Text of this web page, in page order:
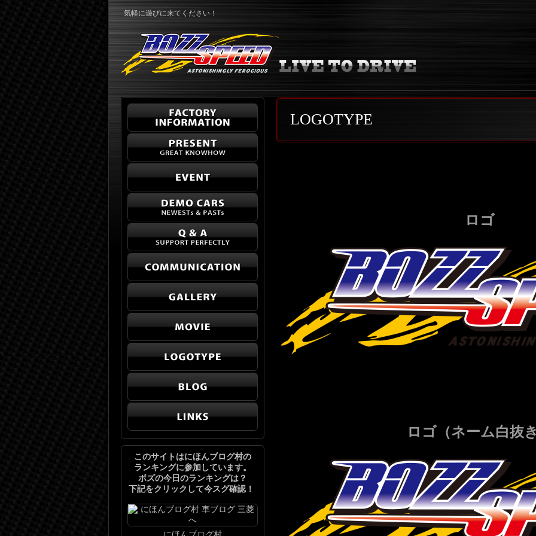
気軽に遊びに来てください！
LOGOTYPE
ロゴ
ロゴ（ネーム白抜
このサイトはにほんブログ村の
ランキングに参加しています。
ボズの今日のランキングは？
下記をクリックして今スグ確認！